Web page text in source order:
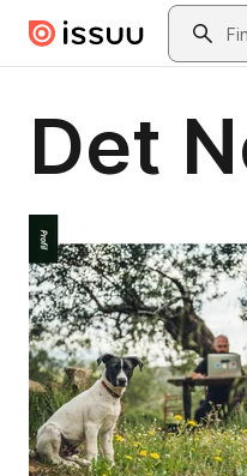
Skip to main contentSearch
Det